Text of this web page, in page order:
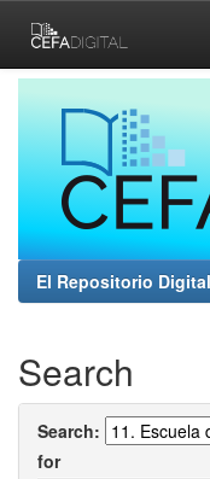
navigation
El Repositorio
Search
Search:
for